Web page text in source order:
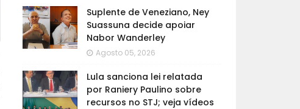
Suplente de Veneziano, Ney
Suassuna decide apoiar
Nabor Wanderley
Agosto 05, 2026
Lula sanciona lei relatada
por Raniery Paulino sobre
recursos no STJ; veja vídeos